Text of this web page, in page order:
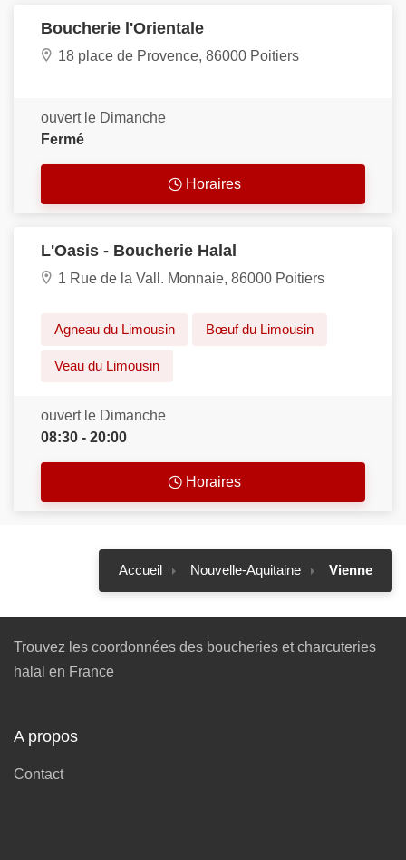
Boucherie l'Orientale
18 place de Provence, 86000 Poitiers
ouvert le Dimanche
Fermé
Horaires
L'Oasis - Boucherie Halal
1 Rue de la Vall. Monnaie, 86000 Poitiers
Agneau du Limousin Bœuf du Limousin
Veau du Limousin
ouvert le Dimanche
08:30 - 20:00
Horaires
Accueil Nouvelle-Aquitaine Vienne
Trouvez les coordonnées des boucheries et charcuteries
halal en France
A propos
Contact